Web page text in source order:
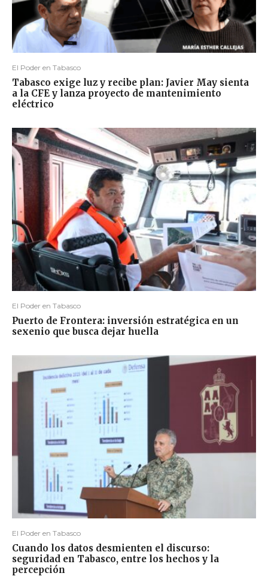
El Poder en Tabasco
Tabasco exige luz y recibe plan: Javier May sienta
a la CFE y lanza proyecto de mantenimiento
eléctrico
El Poder en Tabasco
Puerto de Frontera: inversión estratégica en un
sexenio que busca dejar huella
El Poder en Tabasco
Cuando los datos desmienten el discurso:
seguridad en Tabasco, entre los hechos y la
percepción